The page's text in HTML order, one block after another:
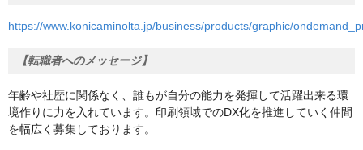
https://www.konicaminolta.jp/business/products/graphic/
【転職者へのメッセージ】
年齢や社歴に関係なく、誰もが自分の能力を発揮して活躍出来る環
境作りに力を入れています。印刷領域でのDX化を推進していく仲間
を幅広く募集しております。